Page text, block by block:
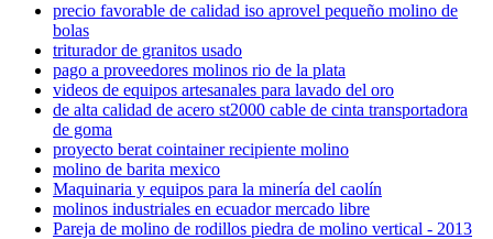
precio favorable de calidad iso aprovel pequeño molino de
bolas
triturador de granitos usado
pago a proveedores molinos rio de la plata
videos de equipos artesanales para lavado del oro
de alta calidad de acero st2000 cable de cinta transportadora
de goma
proyecto berat cointainer recipiente molino
molino de barita mexico
Maquinaria y equipos para la minería del caolín
molinos industriales en ecuador mercado libre
Pareja de molino de rodillos piedra de molino vertical - 2013